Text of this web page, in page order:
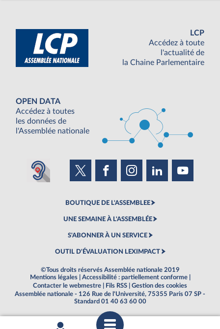
LCP
Accédez à toute
l'actualité de
la Chaine Parlementaire
OPEN DATA
Accédez à toutes
les données de
l'Assemblée nationale
BOUTIQUE DE L'ASSEMBLEE
UNE SEMAINE À L'ASSEMBLÉE
S'ABONNER À UN SERVICE
OUTIL D'ÉVALUATION LEXIMPACT
©Tous droits réservés Assemblée nationale 2019
Mentions légales
Accessibilité : partiellement conforme
Contacter le webmestre
Fils RSS
Gestion des cookies
Assemblée nationale - 126 Rue de l'Université, 75355 Paris 07 SP -
Standard 01 40 63 60 00